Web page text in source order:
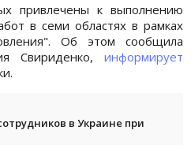
привлечены к выполнению
в семи областях в рамках
Об этом сообщила
Свириденко, информирует
в Украине при